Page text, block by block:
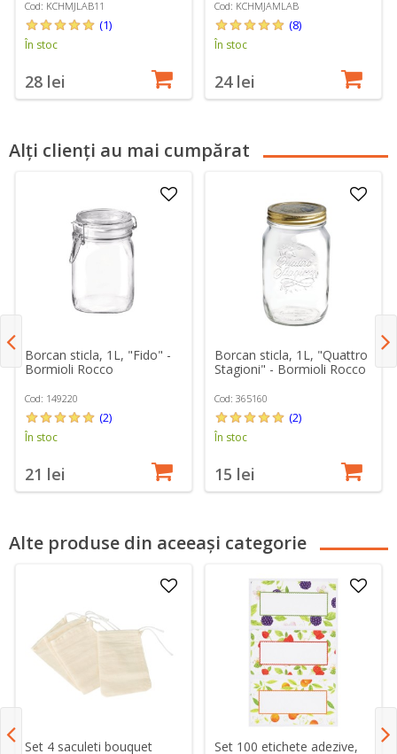
Cod: KCHMJLAB11
(1)
În stoc
28 lei
Cod: KCHMJAMLAB
(8)
În stoc
24 lei
Alți clienți au mai cumpărat
Borcan sticla, 1L, "Fido" -
Bormioli Rocco
Cod: 149220
(2)
În stoc
21 lei
Borcan sticla, 1L, "Quattro
Stagioni" - Bormioli Rocco
Cod: 365160
(2)
În stoc
15 lei
Alte produse din aceeași categorie
Set 4 saculeti bouquet
Set 100 etichete adezive,